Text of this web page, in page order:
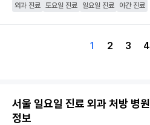
외과 진료 토요일 진료 일요일 진료 야간 진료
1 2 3 4
서울 일요일 진료 외과 처방 병
정보